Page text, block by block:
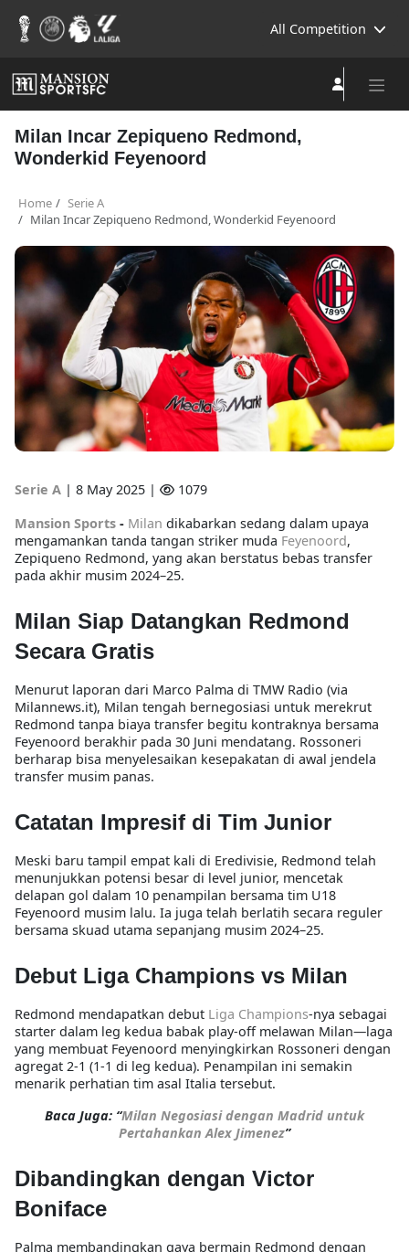
All Competition
Milan Incar Zepiqueno Redmond,
Wonderkid Feyenoord
Home
Serie A
Milan Incar Zepiqueno Redmond, Wonderkid Feyenoord
Serie A | 8 May 2025 |
1079
Mansion Sports - Milan dikabarkan sedang dalam upaya
mengamankan tanda tangan striker muda Feyenoord,
Zepiqueno Redmond, yang akan berstatus bebas transfer
pada akhir musim 2024–25.
Milan Siap Datangkan Redmond
Secara Gratis
Menurut laporan dari Marco Palma di TMW Radio (via
Milannews.it), Milan tengah bernegosiasi untuk merekrut
Redmond tanpa biaya transfer begitu kontraknya bersama
Feyenoord berakhir pada 30 Juni mendatang. Rossoneri
berharap bisa menyelesaikan kesepakatan di awal jendela
transfer musim panas.
Catatan Impresif di Tim Junior
Meski baru tampil empat kali di Eredivisie, Redmond telah
menunjukkan potensi besar di level junior, mencetak
delapan gol dalam 10 penampilan bersama tim U18
Feyenoord musim lalu. Ia juga telah berlatih secara reguler
bersama skuad utama sepanjang musim 2024–25.
Debut Liga Champions vs Milan
Redmond mendapatkan debut Liga Champions-nya sebagai
starter dalam leg kedua babak play-off melawan Milan—laga
yang membuat Feyenoord menyingkirkan Rossoneri dengan
agregat 2-1 (1-1 di leg kedua). Penampilan ini semakin
menarik perhatian tim asal Italia tersebut.
Baca Juga: “Milan Negosiasi dengan Madrid untuk
Pertahankan Alex Jimenez”
Dibandingkan dengan Victor
Boniface
Palma membandingkan gaya bermain Redmond dengan